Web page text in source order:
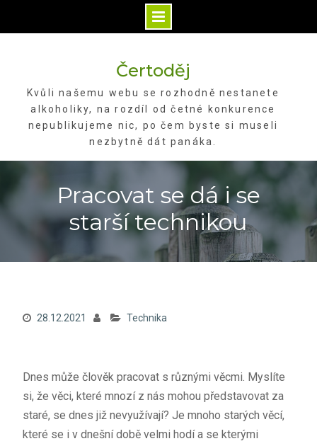
Čertoděj
Kvůli našemu webu se rozhodně nestanete
alkoholiky, na rozdíl od četné konkurence
nepublikujeme nic, po čem byste si museli
nezbytně dát panáka.
Pracovat se dá i se
starší technikou
28.12.2021 Technika
Dnes může člověk pracovat s různými věcmi. Myslíte
si, že věci, které mnozí z nás mohou představovat za
staré, se dnes již nevyužívají? Je mnoho starých věcí,
které se i v dnešní době velmi hodí a se kterými